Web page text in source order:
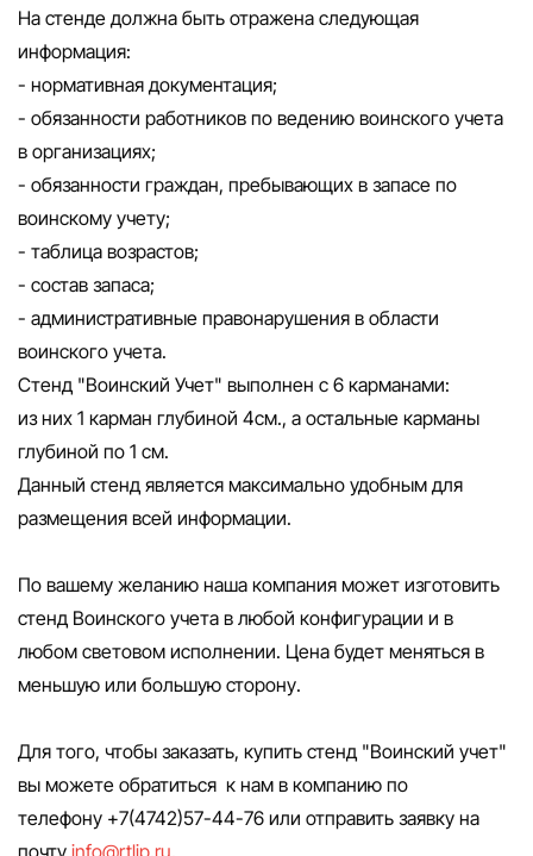
На стенде должна быть отражена следующая
информация:
- нормативная документация;
- обязанности работников по ведению воинского учета
в организациях;
- обязанности граждан, пребывающих в запасе по
воинскому учету;
- таблица возрастов;
- состав запаса;
- административные правонарушения в области
воинского учета.
Стенд "Воинский Учет" выполнен с 6 карманами:
из них 1 карман глубиной 4см., а остальные карманы
глубиной по 1 см.
Данный стенд является максимально удобным для
размещения всей информации.
По вашему желанию наша компания может изготовить
стенд Воинского учета в любой конфигурации и в
любом световом исполнении. Цена будет меняться в
меньшую или большую сторону.
Для того, чтобы заказать, купить стенд "Воинский учет"
вы можете обратиться к нам в компанию по
телефону +7(4742)57-44-76 или отправить заявку на